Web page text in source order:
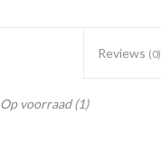
Reviews (0)
Op voorraad(1)